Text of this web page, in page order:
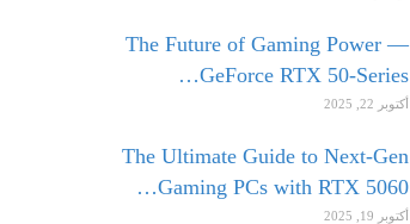
The Future of Gaming Power —
GeForce RTX 50-Series…
أكتوبر 22, 2025
The Ultimate Guide to Next-Gen
Gaming PCs with RTX 5060…
أكتوبر 19, 2025